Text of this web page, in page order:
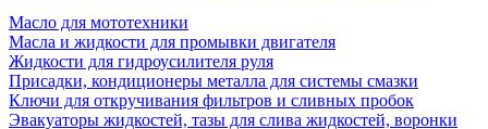
Масло для мототехники
Масла и жидкости для промывки двигателя
Жидкости для гидроусилителя руля
Присадки, кондиционеры металла для системы смазки
Ключи для откручивания фильтров и сливных пробок
Эвакуаторы жидкостей, тазы для слива жидкостей, воронки